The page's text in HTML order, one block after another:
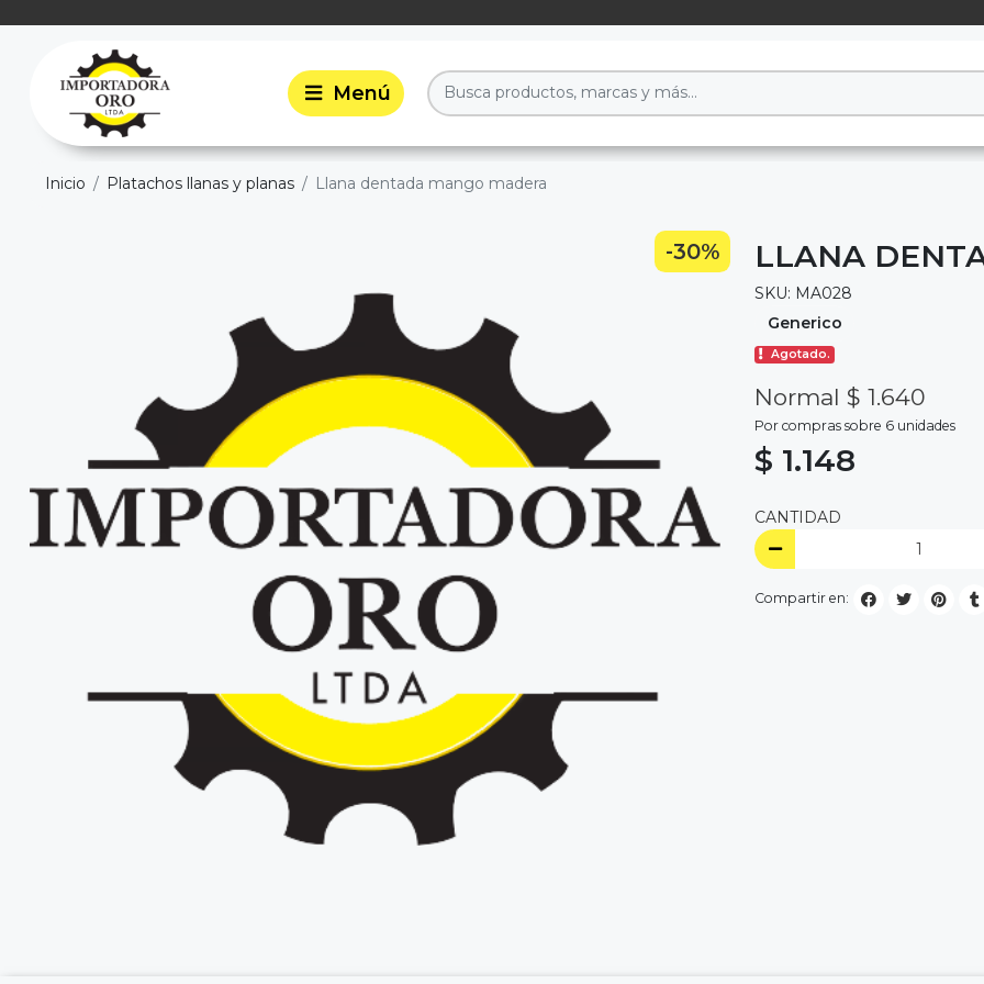
Inicio Platachos llanas y planas Llana dentada mango madera
-30% LLANA
SKU: MA028
Generico
Agotado.
Normal $ 1.640
Por compras sobre 6 unidades
$ 1.148
CANTIDAD
Compartir en: